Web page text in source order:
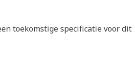
toekomstige specificatie voor dit